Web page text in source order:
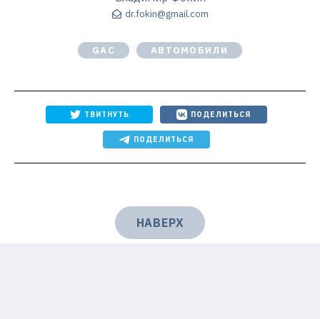
dr.fokin@gmail.com
GAC АВТОМОБИЛИ
ТВИТНУТЬ ПОДЕЛИТЬСЯ
ПОДЕЛИТЬСЯ
НАВЕРХ